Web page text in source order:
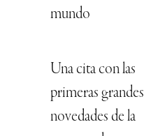
mundo
Una cita con las
primeras grandes
novedades de la